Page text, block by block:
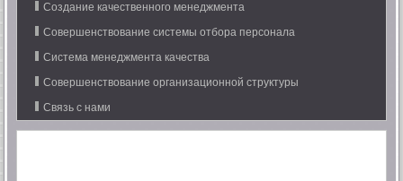
Создание качественного менеджмента
Совершенствование системы отбора персонала
Система менеджмента качества
Совершенствование организационной структуры
Связь с нами